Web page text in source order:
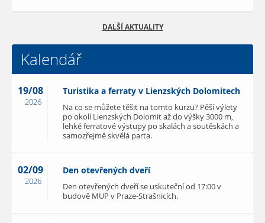
DALŠÍ AKTUALITY
Kalendář
19/08
2026
Turistika a ferraty v Lienzských Dolomitech
Na co se můžete těšit na tomto kurzu? Pěší výlety
po okolí Lienzských Dolomit až do výšky 3000 m,
lehké ferratové výstupy po skalách a soutěskách a
samozřejmě skvělá parta.
02/09
2026
Den otevřených dveří
Den otevřených dveří se uskuteční od 17:00 v
budově MUP v Praze-Strašnicích.